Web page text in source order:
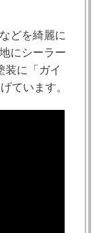
どを綺麗に
にシーラー
装に「ガイ
ています。